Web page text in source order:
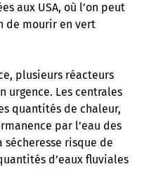
aux USA, où l’on peut
de mourir en vert
plusieurs réacteurs
urgence. Les centrales
quantités de chaleur,
par l’eau des
sécheresse risque de
d’eaux fluviales